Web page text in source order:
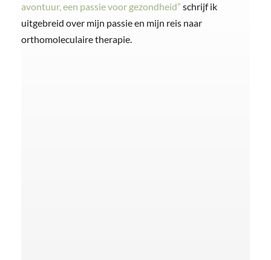
avontuur, een passie voor gezondheid” schrijf ik
uitgebreid over mijn passie en mijn reis naar
orthomoleculaire therapie.